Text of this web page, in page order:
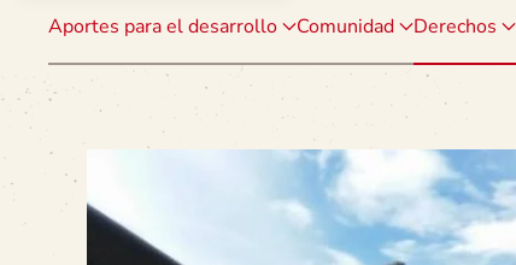
Aportes para el desarrollo Comunidad Derechos